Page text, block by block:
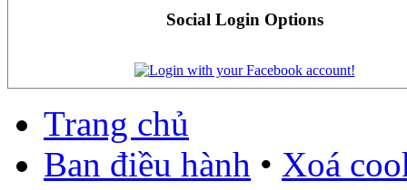
Social Login Options
Trang chủ
Ban điều hành • Xoá